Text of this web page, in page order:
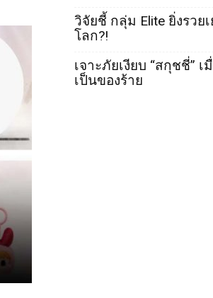
วิจัยชี้ กลุ่ม Elite ยิ่งรวย
โลก?!
เจาะภัยเงียบ “สกุชชี่” เ
เป็นของร้าย